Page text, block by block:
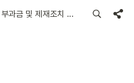
[꾸그] 부과금 및 제재조치 규정